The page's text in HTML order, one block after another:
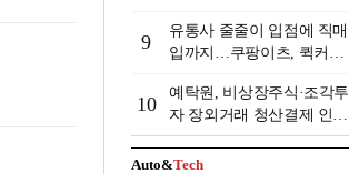
[금융 시니어 비즈니스 돋보
기]
9
유통사 줄줄이 입점에 직매
입까지…쿠팡이츠, 퀵커머
10
예탁원, 비상장주식·조각투
자 장외거래 청산결제 인프
라 구축 착수
Auto&Tech